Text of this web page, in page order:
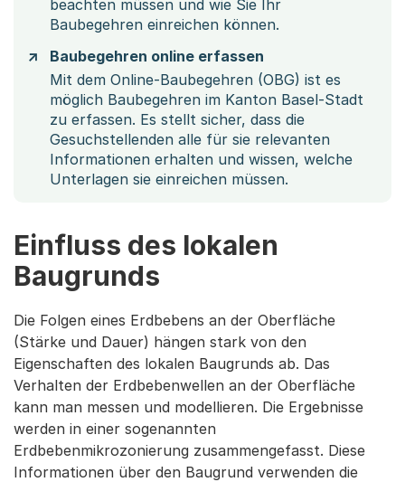
beachten müssen und wie Sie Ihr
Baubegehren einreichen können.
Baubegehren online erfassen
Mit dem Online-Baubegehren (OBG) ist es
möglich Baubegehren im Kanton Basel-Stadt
zu erfassen. Es stellt sicher, dass die
Gesuchstellenden alle für sie relevanten
Informationen erhalten und wissen, welche
Unterlagen sie einreichen müssen.
Einfluss des lokalen
Baugrunds
Die Folgen eines Erdbebens an der Oberfläche
(Stärke und Dauer) hängen stark von den
Eigenschaften des lokalen Baugrunds ab. Das
Verhalten der Erdbebenwellen an der Oberfläche
kann man messen und modellieren. Die Ergebnisse
werden in einer sogenannten
Erdbebenmikrozonierung zusammengefasst. Diese
Informationen über den Baugrund verwenden die